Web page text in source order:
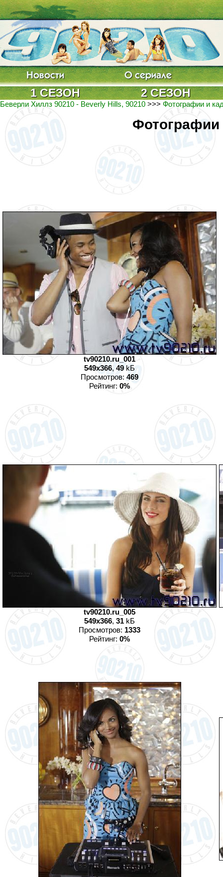
1 СЕЗОН 2 СЕЗОН
Беверли Хиллз 90210 - Beverly Hills, 90210 >>> Фотографии и
Фотографии
tv90210.ru_001
549x366, 49 kБ
Просмотров: 469
Рейтинг: 0%
tv90210.ru_005
549x366, 31 kБ
Просмотров: 1333
Рейтинг: 0%